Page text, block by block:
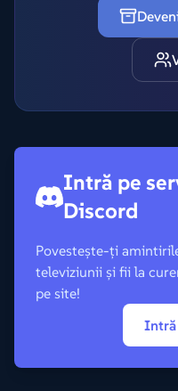
Intră pe
Discord
Povestește-ți
televiziunii și fii la
pe site!
Intră